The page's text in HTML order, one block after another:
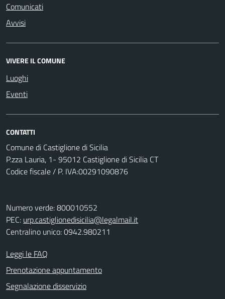
Comunicati
Avvisi
VIVERE IL COMUNE
Luoghi
Eventi
CONTATTI
Comune di Castiglione di Sicilia
P.zza Lauria, 1- 95012 Castiglione di Sicilia CT
Codice fiscale / P. IVA:00291090876
Numero verde: 800010552
PEC: urp.castiglionedisicilia@legalmail.it
Centralino unico: 0942.980211
Leggi le FAQ
Prenotazione appuntamento
Segnalazione disservizio